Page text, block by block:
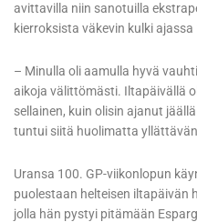
avittavilla niin sanotuilla
kierroksista väkevin kulki ajassa
– Minulla oli aamulla hyvä
aikoja välittömästi. Iltapäivällä
sellainen, kuin olisin ajanut
tuntui siitä huolimatta
Uransa 100. GP-viikonlopun
puolestaan helteisen iltapäivän
jolla hän pystyi pitämään